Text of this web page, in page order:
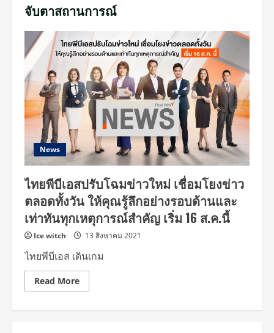
จับตาสถานการณ์
News
ไทยพีบีเอสปรับโฉมข่าวใหม่ เชื่อมโยงข่าว
ตลอดทั้งวัน ให้คุณรู้ลึกอย่างรอบด้านและ
เท่าทันทุกเหตุการณ์สำคัญ เริ่ม 16 ส.ค.นี้
Ice witch 13 สิงหาคม 2021
ไทยพีบีเอส เดินเกม
Read MoreRead
more